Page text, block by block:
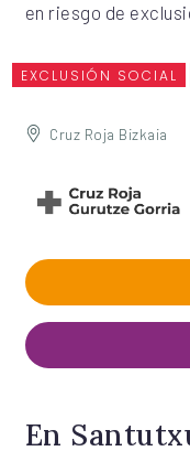
en riesgo de
EXCLUSIÓN SOCIAL
Cruz Roja Bizkaia
En